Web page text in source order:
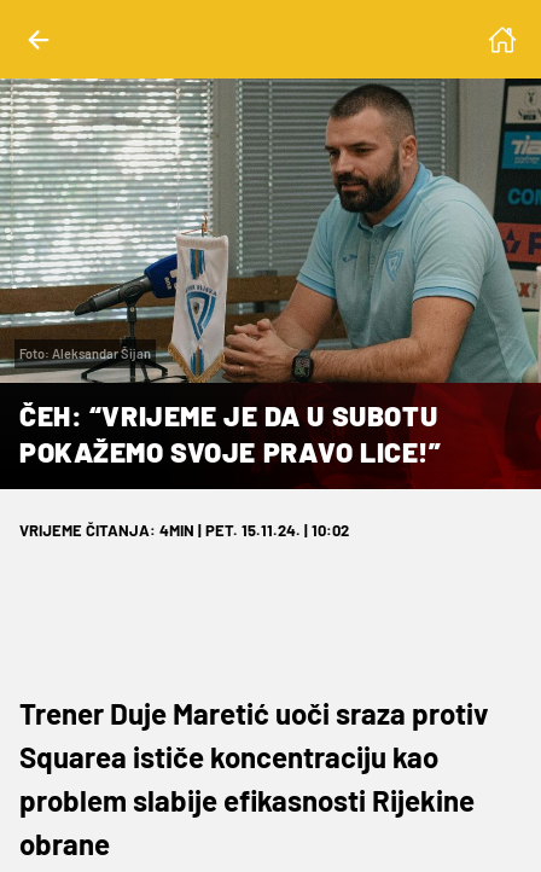
Foto: Aleksandar Šijan
ČEH: “VRIJEME JE DA U SUBOTU
POKAŽEMO SVOJE PRAVO LICE!”
VRIJEME ČITANJA: 4MIN | PET. 15.11.24. | 10:02
Trener Duje Maretić uoči sraza protiv
Squarea ističe koncentraciju kao
problem slabije efikasnosti Rijekine
obrane